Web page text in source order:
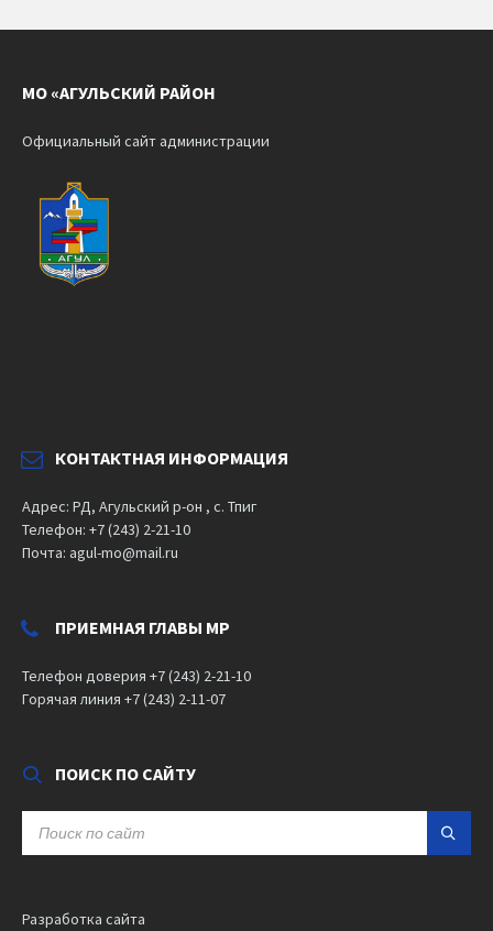
МО «АГУЛЬСКИЙ РАЙОН
Официальный сайт администрации
КОНТАКТНАЯ ИНФОРМАЦИЯ
Адрес: РД, Агульский р-он , с. Тпиг
Телефон: +7 (243) 2-21-10
Почта: agul-mo@mail.ru
ПРИЕМНАЯ ГЛАВЫ МР
Телефон доверия +7 (243) 2-21-10
Горячая линия +7 (243) 2-11-07
ПОИСК ПО САЙТУ
Разработка сайта